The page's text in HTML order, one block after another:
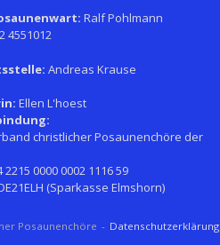
Ralf Pohlmann
4551012
Andreas Krause
Ellen L'hoest
christlicher Posaunenchöre der
2215 0000 0002 1116 59
(Sparkasse Elmshorn)
Posaunenchöre Datenschutzerklärung